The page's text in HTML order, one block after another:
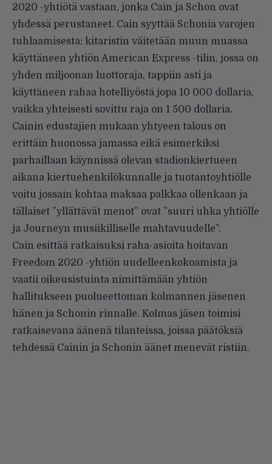
2020 -yhtiötä vastaan, jonka Cain ja Schon ovat
yhdessä perustaneet. Cain syyttää Schonia varojen
tuhlaamisesta: kitaristin väitetään muun muassa
käyttäneen yhtiön American Express -tilin, jossa on
yhden miljoonan luottoraja, tappiin asti ja
käyttäneen rahaa hotelliyöstä jopa 10 000 dollaria,
vaikka yhteisesti sovittu raja on 1 500 dollaria.
Cainin edustajien mukaan yhtyeen talous on
erittäin huonossa jamassa eikä esimerkiksi
parhaillaan käynnissä olevan stadionkiertueen
aikana kiertuehenkilökunnalle ja tuotantoyhtiölle
voitu jossain kohtaa maksaa palkkaa ollenkaan ja
tällaiset ”yllättävät menot” ovat ”suuri uhka yhtiölle
ja Journeyn musiikilliselle mahtavuudelle”.
Cain esittää ratkaisuksi raha-asioita hoitavan
Freedom 2020 -yhtiön uudelleenkokoamista ja
vaatii oikeusistuinta nimittämään yhtiön
hallitukseen puolueettoman kolmannen jäsenen
hänen ja Schonin rinnalle. Kolmas jäsen toimisi
ratkaisevana äänenä tilanteissa, joissa päätöksiä
tehdessä Cainin ja Schonin äänet menevät ristiin.